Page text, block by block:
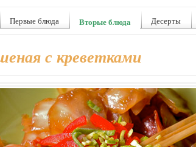
Первые блюда Вторые блюда Десерты
с креветками